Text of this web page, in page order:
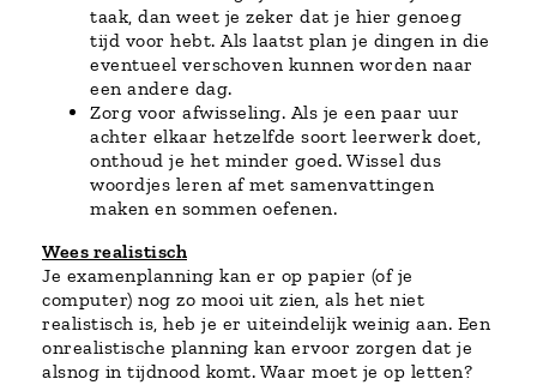
taak, dan weet je zeker dat je hier genoeg
tijd voor hebt. Als laatst plan je dingen in die
eventueel verschoven kunnen worden naar
een andere dag.
Zorg voor afwisseling. Als je een paar uur
achter elkaar hetzelfde soort leerwerk doet,
onthoud je het minder goed. Wissel dus
woordjes leren af met samenvattingen
maken en sommen oefenen.
Wees realistisch
Je examenplanning kan er op papier (of je
computer) nog zo mooi uit zien, als het niet
realistisch is, heb je er uiteindelijk weinig aan. Een
onrealistische planning kan ervoor zorgen dat je
alsnog in tijdnood komt. Waar moet je op letten?